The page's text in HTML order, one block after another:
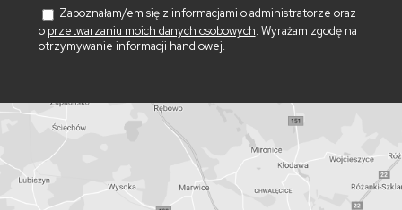
Zapoznałam/em się z informacjami o administratorze oraz
o przetwarzaniu moich danych osobowych. Wyrażam zgodę na
otrzymywanie informacji handlowej.